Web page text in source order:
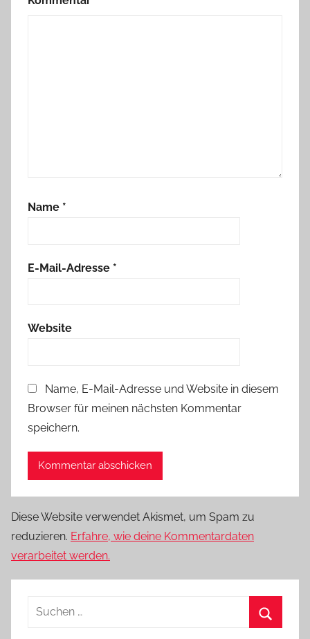
Name *
E-Mail-Adresse *
Website
Name, E-Mail-Adresse und Website in diesem
Browser für meinen nächsten Kommentar
speichern.
Diese Website verwendet Akismet, um Spam zu
reduzieren. Erfahre, wie deine Kommentardaten
verarbeitet werden.
Suchen